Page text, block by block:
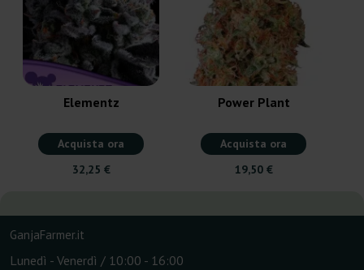
Elementz
Acquista ora
32,25 €
Power Plant
Acquista ora
19,50 €
GanjaFarmer.it
Lunedì - Venerdì / 10:00 - 16:00